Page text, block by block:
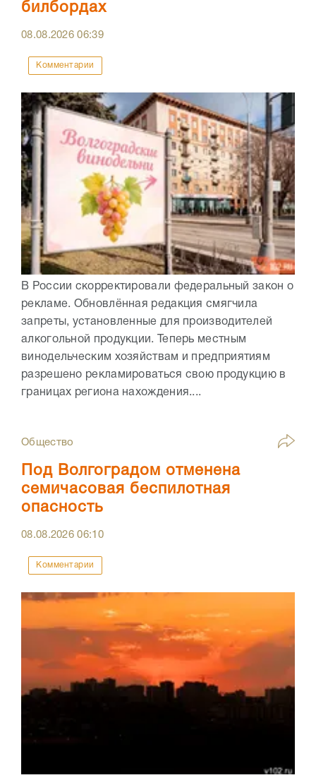
билбордах
08.08.202606:39
Комментарии
В России скорректировали федеральный закон о
рекламе. Обновлённая редакция смягчила
запреты, установленные для производителей
алкогольной продукции. Теперь местным
винодельческим хозяйствам и предприятиям
разрешено рекламироваться свою продукцию в
границах региона нахождения....
Общество
Под Волгоградом отменена
семичасовая беспилотная
опасность
08.08.202606:10
Комментарии